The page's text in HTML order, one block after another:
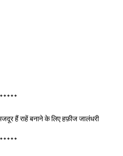
*****
हैं राहें बनाने के लिए हफ़ीज जालंधरी
*****